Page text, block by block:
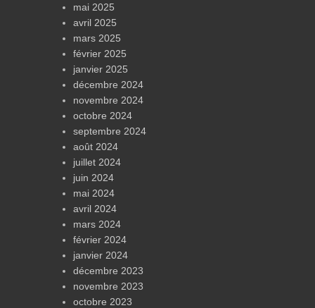
mai 2025
avril 2025
mars 2025
février 2025
janvier 2025
décembre 2024
novembre 2024
octobre 2024
septembre 2024
août 2024
juillet 2024
juin 2024
mai 2024
avril 2024
mars 2024
février 2024
janvier 2024
décembre 2023
novembre 2023
octobre 2023